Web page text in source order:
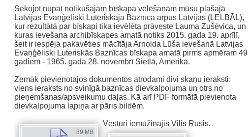
Sekojot nupat notikušajām bīskapa vēlēšanām mūsu plašajā
Latvijas Evaņģēliski Luteriskajā Baznīcā ārpus Latvijas (LELBĀL),
kur rezultātā par bīskapi tika ievēlēta prāveste Lauma Zušēvica, un
kuras ievešana archibīskapes amatā notiks 2015. gada 19. aprīlī,
šeit ir iespēja pakavēties mācītāja Arnolda Lūša ievešanā Latvijas
Evaņģēliski Luteriskās Baznīcas bīskapa amatā pirms apmēram 49
gadiem - 1965. gada 28. novembrī Sietlā, Amerikā.
Zemāk pievienotajos dokumentos atrodami divi skaņu ieraksti:
viens ieraksts no svinīgā baznīcas dievkalpojuma un otrs no
pieņemšanas/apsveikumu daļas. Kā arī PDF formātā pievienota
dievkalpojuma lapiņa ar pāris bildēm.
‌Vēsturi iemūžinājis Vilis Rūsis.
89 MB